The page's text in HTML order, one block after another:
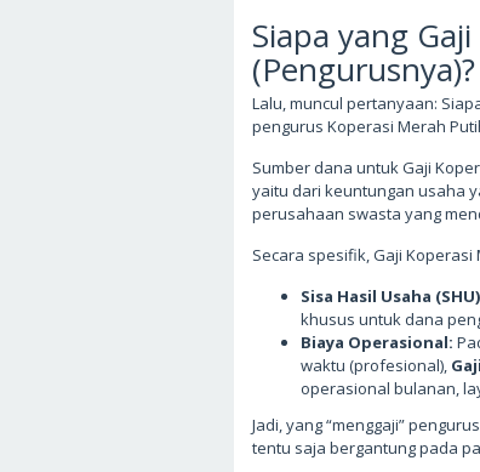
Siapa yang
(Pengurusnya)?
Lalu, muncul pertanyaan:
pengurus Koperasi Merah
Sumber dana untuk Gaji
yaitu dari keuntungan usaha
perusahaan swasta yang
Secara spesifik, Gaji Koperasi
Sisa Hasil Usaha
khusus untuk dana
Biaya Operasional:
waktu (profesional),
operasional bulanan,
Jadi, yang “menggaji”
tentu saja bergantung pada